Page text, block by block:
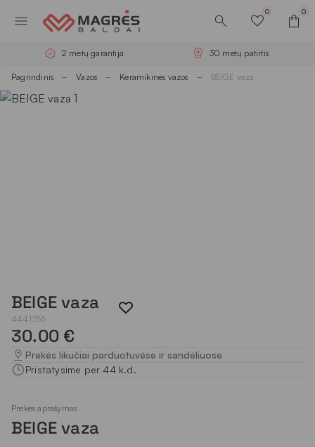
0 0
2 metų garantija 30 metų patirtis
Pagrindinis Vazos Keramikinės vazos BEIGE vaza
BEIGE vaza
4441755
30.00 €
Prekės likučiai parduotuvėse ir sandėliuose
Pristatysime per 44 k.d.
Prekės aprašymas
BEIGE vaza